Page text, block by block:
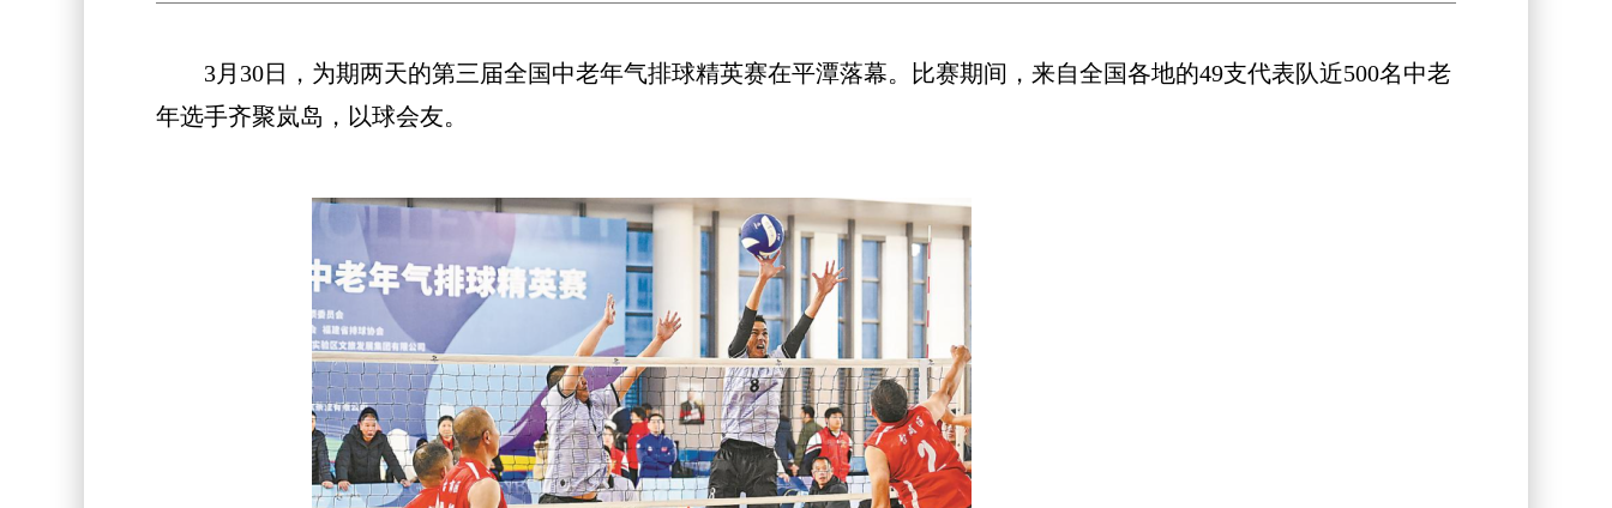
3月30日，为期两天的第三届全国中老年气排球精英赛在平潭落幕。比赛期间，来自全国各地的49支代表队近500名中老
年选手齐聚岚岛，以球会友。